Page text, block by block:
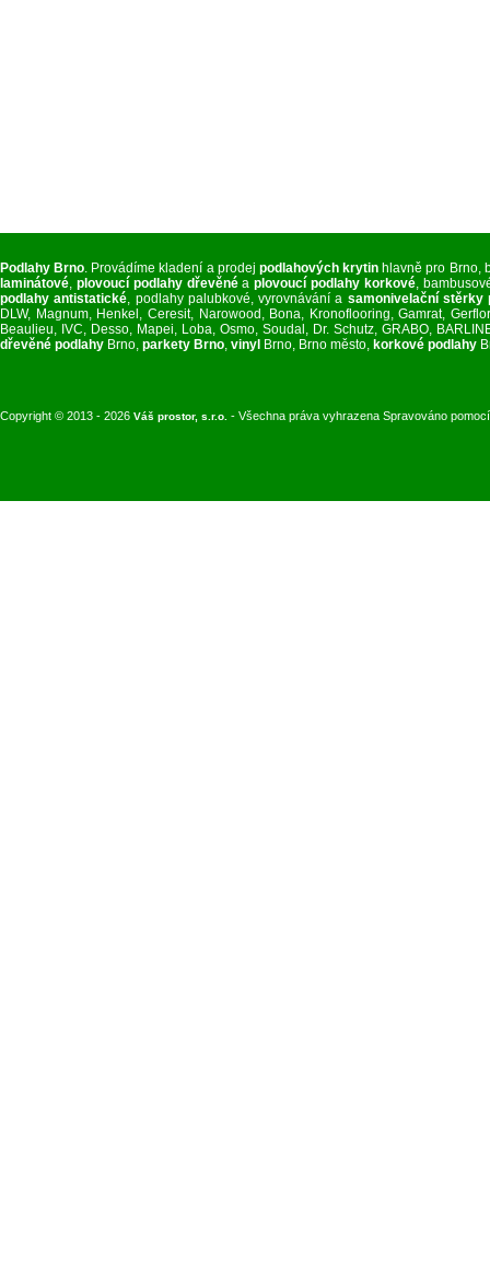
Podlahy Brno. Provádíme kladení a prodej podlahových krytin hlavně pro Brno,
laminátové, plovoucí podlahy dřevěnéaplovoucí podlahy korkové,
podlahy antistatické, podlahy palubkové, vyrovnávání a samonivelační stěrky
DLW, Magnum, Henkel, Ceresit, Narowood, Bona, Kronoflooring, Gamrat,
Beaulieu, IVC, Desso, Mapei, Loba, Osmo, Soudal, Dr. Schutz, GRABO,
dřevěné podlahy Brno, parkety Brno, vinyl Brno, Brno město, korkové podlahy
Copyright © 2013 - 2026 Váš prostor, s.r.o. - Všechna práva vyhrazena Spravováno